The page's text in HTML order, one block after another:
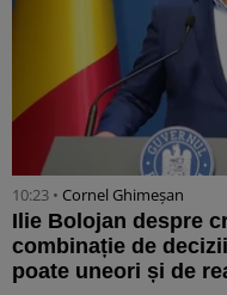
10:23 • Cornel Ghimeșan
Ilie Bolojan despre
combinație de
poate uneori și de